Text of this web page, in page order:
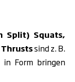
Split) Squats,
Thrustssind z. B.
Form bringen